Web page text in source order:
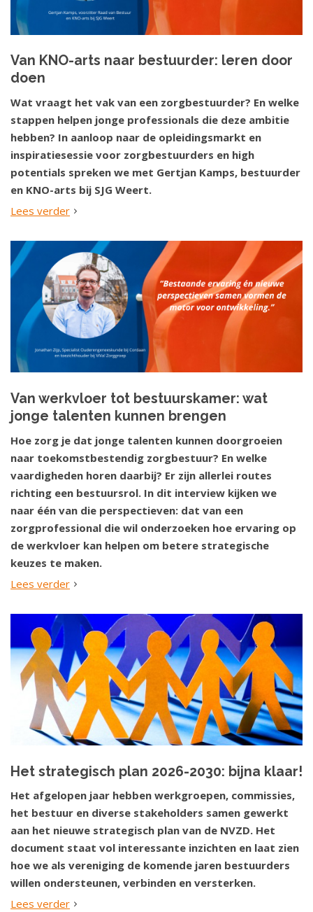
Van KNO-arts naar bestuurder: leren door
doen
Wat vraagt het vak van een zorgbestuurder? En welke
stappen helpen jonge professionals die deze ambitie
hebben? In aanloop naar de opleidingsmarkt en
inspiratiesessie voor zorgbestuurders en high
potentials spreken we met Gertjan Kamps, bestuurder
en KNO-arts bij SJG Weert.
Lees verder
Van werkvloer tot bestuurskamer: wat
jonge talenten kunnen brengen
Hoe zorg je dat jonge talenten kunnen doorgroeien
naar toekomstbestendig zorgbestuur? En welke
vaardigheden horen daarbij? Er zijn allerlei routes
richting een bestuursrol. In dit interview kijken we
naar één van die perspectieven: dat van een
zorgprofessional die wil onderzoeken hoe ervaring op
de werkvloer kan helpen om betere strategische
keuzes te maken.
Lees verder
Het strategisch plan 2026-2030: bijna klaar!
Het afgelopen jaar hebben werkgroepen, commissies,
het bestuur en diverse stakeholders samen gewerkt
aan het nieuwe strategisch plan van de NVZD. Het
document staat vol interessante inzichten en laat zien
hoe we als vereniging de komende jaren bestuurders
willen ondersteunen, verbinden en versterken.
Lees verder